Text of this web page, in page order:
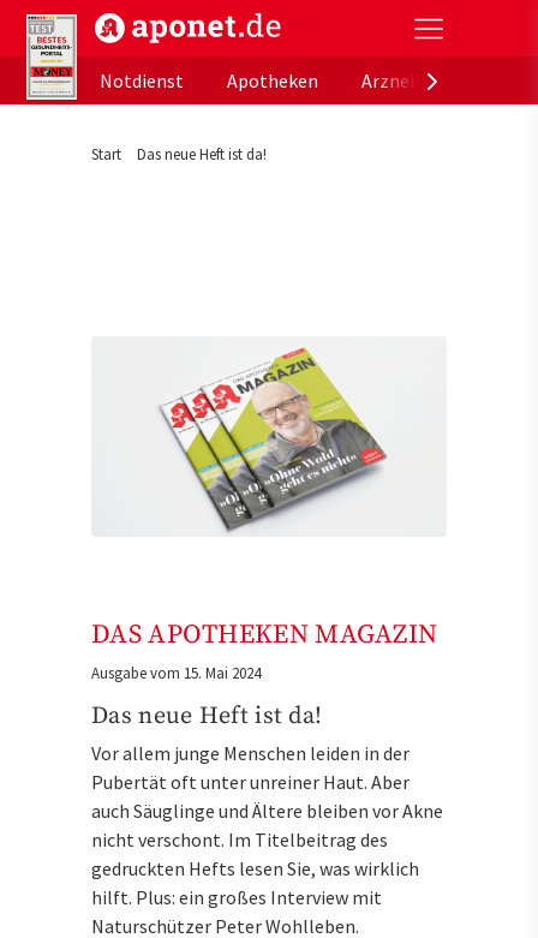
aponet.de - Das offizielle Gesundheitsportal der
Notdienst
Apotheken
Start Das neue Heft ist da!
DAS APOTHEKEN MAGAZIN
Ausgabe vom 15. Mai 2024
Das neue Heft ist da!
Vor allem junge Menschen leiden in der
Pubertät oft unter unreiner Haut. Aber
auch Säuglinge und Ältere bleiben vor Akne
nicht verschont. Im Titelbeitrag des
gedruckten Hefts lesen Sie, was wirklich
hilft. Plus: ein großes Interview mit
Naturschützer Peter Wohlleben.